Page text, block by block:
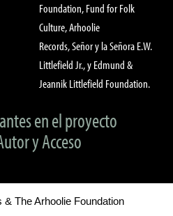
Foundation, Fund for Folk
Culture, Arhoolie
Records, Señor y la Señora E.W.
Littlefield Jr., y Edmund &
Jeannik Littlefield Foundation.
en el proyecto
y Acceso
The Arhoolie Foundation